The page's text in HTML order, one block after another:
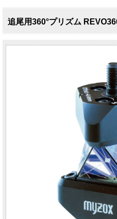
追尾用360°プリズム